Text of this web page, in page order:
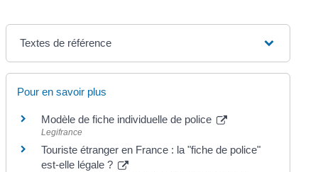
Textes de référence
Pour en savoir plus
Modèle de fiche individuelle de police
Legifrance
Touriste étranger en France : la "fiche de police"
est-elle légale ?